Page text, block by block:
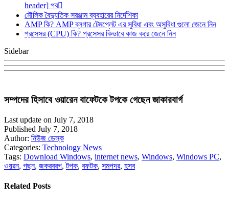
header] পব
মৌলিক বৈদ্যুতিক সরঞ্জাম ব্যবহারের নির্দেশিকা
AMP কি? AMP ব্লগার টেমপ্লেট এর সুবিধা এবং অসুবিধা গুলো জেনে নিন
প্রসেসর (CPU) কি? প্রসেসর কিভাবে কাজ করে জেনে নিন
Sidebar
সম্পদের হিসাবে ওয়ারেন বাফেটকে টপকে গেছেন জাকারবার্গ
Last update on July 7, 2018
Published July 7, 2018
Author: নিউজ ডেস্ক
Categories: Technology News
Tags: Download Windows, internet news, Windows, Windows PC,
ওয়রন, গছন, জকরবরগ,টপক, বফটক, সমপদর, হসব
Related Posts